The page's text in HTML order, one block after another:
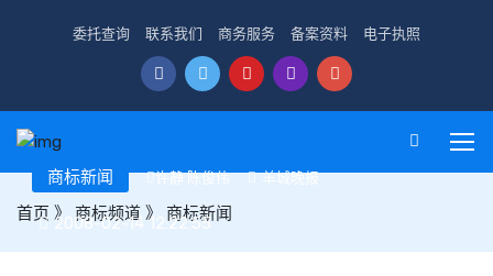
委托查询 联系我们 商务服务 备案资料 电子执照
首页 》 商标频道》 商标新闻
商标新闻 许静 陈俊伟 羊城晚报
2008-02-14 12:22:55